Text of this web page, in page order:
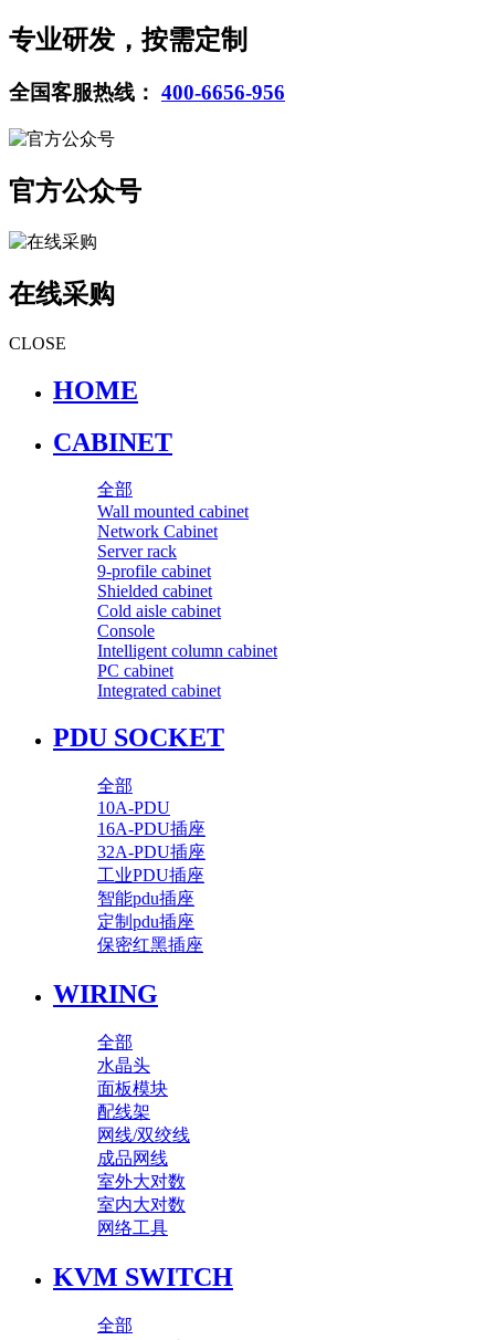
专业研发，按需定制
全国客服热线： 400-6656-956
官方公众号
在线采购
CLOSE
HOME
CABINET
全部
Wall mounted cabinet
Network Cabinet
Server rack
9-profile cabinet
Shielded cabinet
Cold aisle cabinet
Console
Intelligent column cabinet
PC cabinet
Integrated cabinet
PDU SOCKET
全部
10A-PDU
16A-PDU插座
32A-PDU插座
工业PDU插座
智能pdu插座
定制pdu插座
保密红黑插座
WIRING
全部
水晶头
面板模块
配线架
网线/双绞线
成品网线
室外大对数
室内大对数
网络工具
KVM SWITCH
全部